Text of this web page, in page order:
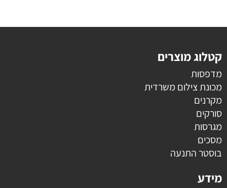
קטלוג מוצרים
מדפסות
מכונת צילום משרדית
מקרנים
סורקים
מגרסות
מסכים
בוסטר התנעה
מידע